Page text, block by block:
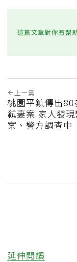
這篇文章對你有幫
上一篇
桃園平鎮傳出80
弒妻案 家人發
案、警方調查中
延伸閱讀